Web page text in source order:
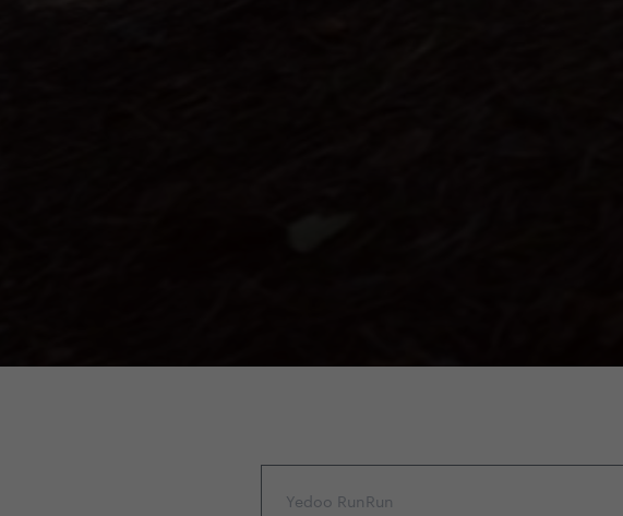
Yedoo RunRun